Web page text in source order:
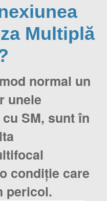
Multiplă
normal un
unele
SM, sunt în
condiție care
pericol.